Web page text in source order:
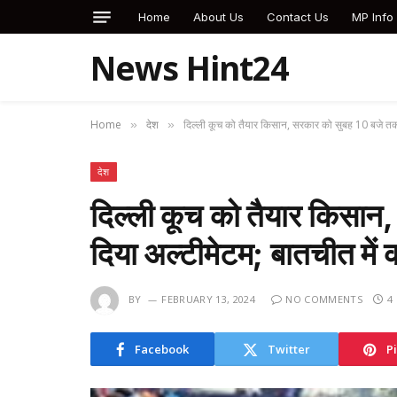
Home About Us Contact Us MP Info
News Hint24
Home » देश » दिल्ली कूच को तैयार किसान, सरकार को सुबह 10 बजे
देश
दिल्ली कूच को तैयार
दिया अल्टीमेटम; बातचीत
BY FEBRUARY 13, 2024 NO COMMENTS 4
Facebook Twitter